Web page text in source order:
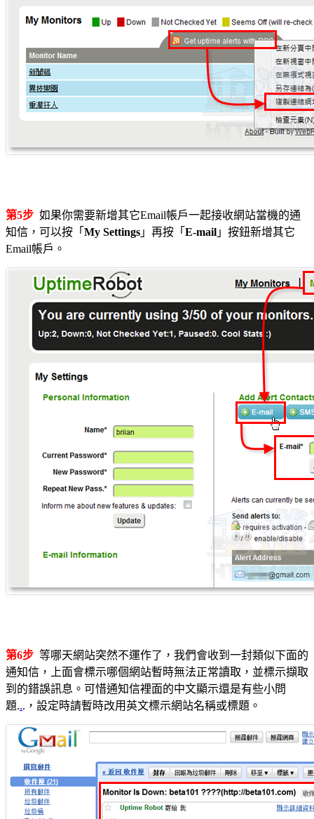
第5步 如果你需要新增其它Email帳戶一起接收網站當機的通
知信，可以按「 My Settings 」再按「 E-mail 」按鈕新增其它
Email帳戶。
第6步 等哪天網站突然不運作了，我們會收到一封類似下面的
通知信，上面會標示哪個網站暫時無法正常讀取，並標示擷取
到的錯誤訊息。可惜通知信裡面的中文顯示還是有些小問
題...，設定時請暫時改用英文標示網站名稱或標題。